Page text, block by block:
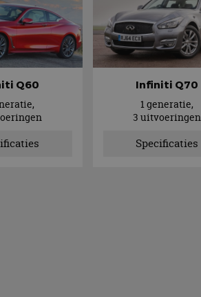
Q60 Infiniti Q70
1 generatie,
3 uitvoeringen
Specificaties